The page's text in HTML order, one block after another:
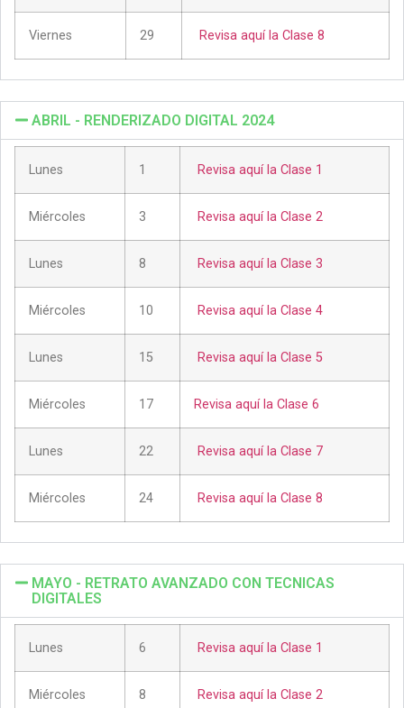
Viernes 29 Revisa aquí la Clase 8
ABRIL - RENDERIZADO DIGITAL 2024
Lunes 1 Revisa aquí la Clase 1
Miércoles 3 Revisa aquí la Clase 2
Lunes 8 Revisa aquí la Clase 3
Miércoles 10 Revisa aquí la Clase 4
Lunes 15 Revisa aquí la Clase 5
Miércoles 17 Revisa aquí la Clase 6
Lunes 22 Revisa aquí la Clase 7
Miércoles 24 Revisa aquí la Clase 8
MAYO - RETRATO AVANZADO CON TECNICAS
DIGITALES
Lunes 6 Revisa aquí la Clase 1
Miércoles 8 Revisa aquí la Clase 2